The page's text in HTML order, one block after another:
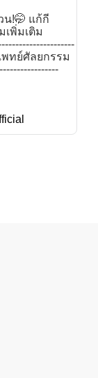
น!🤭 แก้กี
เพิ่มเติม
ทย์ศัลยกรรม